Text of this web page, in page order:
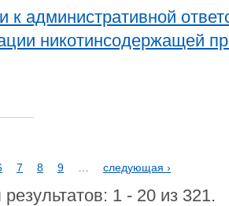
к административной
никотинсодержащей
7 8 9 следующая ›
1 - 20 из 321.